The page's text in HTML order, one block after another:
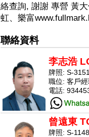
絡查詢, 謝謝 專營 黃
虹、樂富
聯絡資料
李志浩
牌照: S-
職位: 客戶經
電話:
曾遠東
牌照: S-